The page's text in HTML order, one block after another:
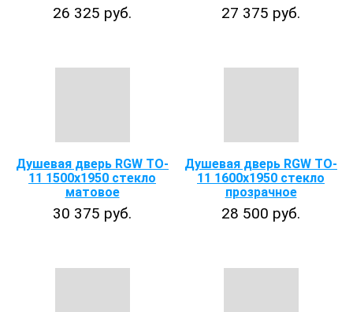
26 325 руб. 27 375 руб.
Душевая дверь RGW TO-
11 1500x1950 стекло
матовое
30 375 руб.
Душевая дверь RGW TO-
11 1600x1950 стекло
прозрачное
28 500 руб.